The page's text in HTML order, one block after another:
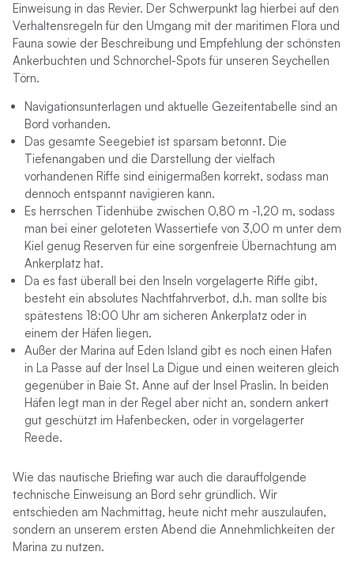
Einweisung in das Revier. Der Schwerpunkt lag hierbei auf den
Verhaltensregeln für den Umgang mit der maritimen Flora und
Fauna sowie der Beschreibung und Empfehlung der schönsten
Ankerbuchten und Schnorchel-Spots für unseren Seychellen
Törn.
Navigationsunterlagen und aktuelle Gezeitentabelle sind an
Bord vorhanden.
Das gesamte Seegebiet ist sparsam betonnt. Die
Tiefenangaben und die Darstellung der vielfach
vorhandenen Riffe sind einigermaßen korrekt, sodass man
dennoch entspannt navigieren kann.
Es herrschen Tidenhübe zwischen 0,80 m -1,20 m, sodass
man bei einer geloteten Wassertiefe von 3,00 m unter dem
Kiel genug Reserven für eine sorgenfreie Übernachtung am
Ankerplatz hat.
Da es fast überall bei den Inseln vorgelagerte Riffe gibt,
besteht ein absolutes Nachtfahrverbot, d.h. man sollte bis
spätestens 18:00 Uhr am sicheren Ankerplatz oder in
einem der Häfen liegen.
Außer der Marina auf Eden Island gibt es noch einen Hafen
in La Passe auf der Insel La Digue und einen weiteren gleich
gegenüber in Baie St. Anne auf der Insel Praslin. In beiden
Häfen legt man in der Regel aber nicht an, sondern ankert
gut geschützt im Hafenbecken, oder in vorgelagerter
Reede.
Wie das nautische Briefing war auch die darauffolgende
technische Einweisung an Bord sehr gründlich. Wir
entschieden am Nachmittag, heute nicht mehr auszulaufen,
sondern an unserem ersten Abend die Annehmlichkeiten der
Marina zu nutzen.